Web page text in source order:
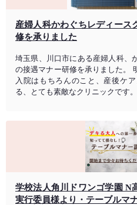
産婦人科かわぐちレディー
修を承りました
埼玉県、川口市にある産婦人科、
の接遇マナー研修を承りました。
入院はもちろんのこと、産後ケ
る、とても素敵なクリニックです。
学校法人角川ドワンゴ学園 N
実行委員様より・テーブルマ